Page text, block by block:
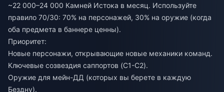
~22 000–24 000 Камней Истока в месяц. Используйте
правило 70/30: 70% на персонажей, 30% на оружие (когда
оба предмета в баннере ценны).
Приоритет:
Новые персонажи, открывающие новые механики команд.
Ключевые созвездия саппортов (C1-C2).
Оружие для мейн-ДД (которых вы берете в каждую
Бездну).